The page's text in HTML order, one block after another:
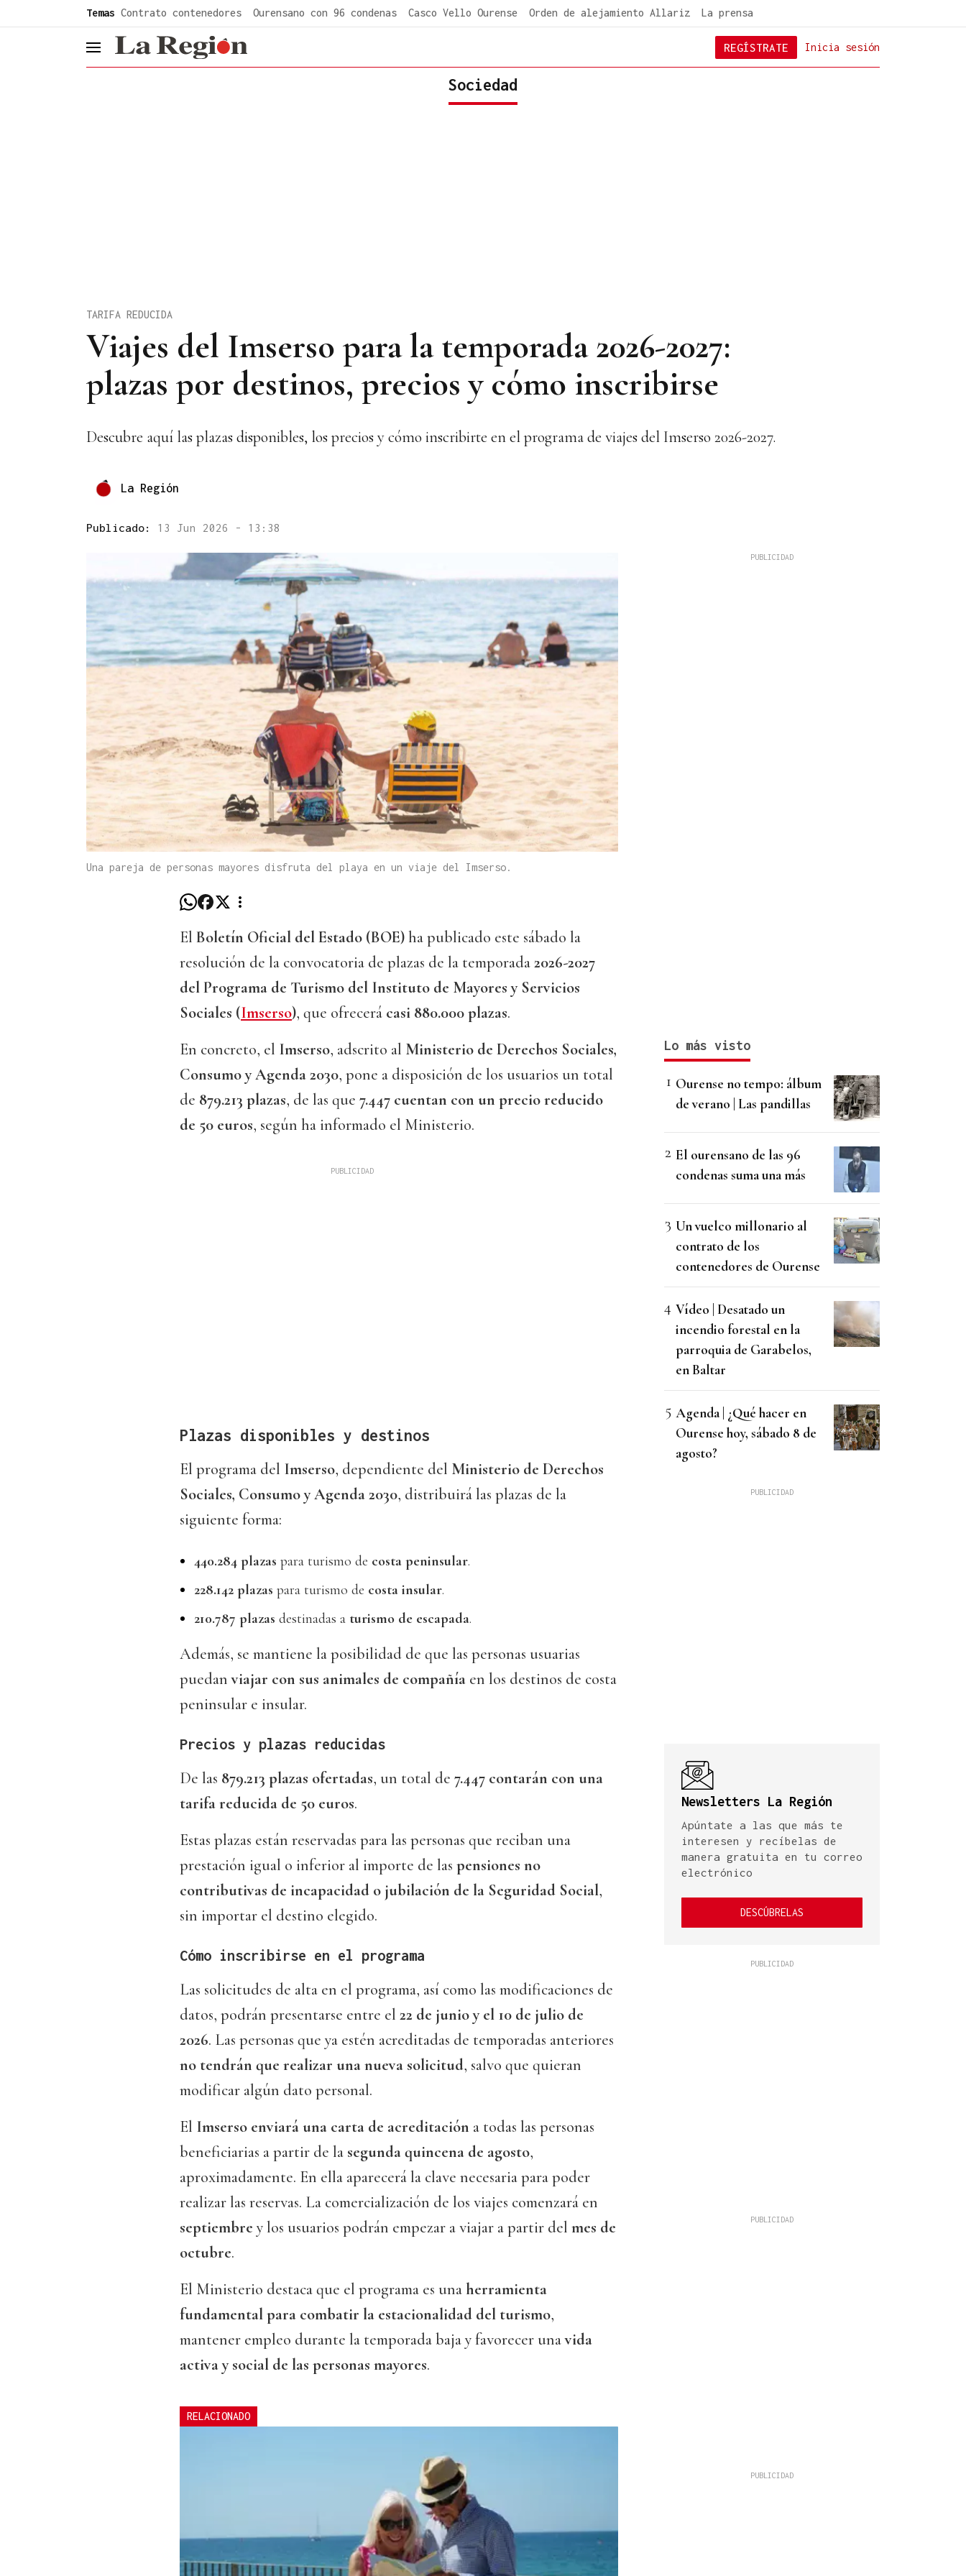
Temas Contrato contenedores Ourensano con 96 condenas Casco Vello Ourense Orden de alejamiento Allariz La prensa
header.menu.open Inicia sesión
REGÍSTRATE
Sociedad
Viajes del Imserso para la temporada 2026-2027:
plazas por destinos, precios y cómo inscribirse
TARIFA REDUCIDA
Descubre aquí las plazas disponibles, los precios y cómo inscribirte en el programa de viajes del Imserso 2026-2027.
La Región
Publicado: 13 Jun 2026 - 13:38
Una pareja de personas mayores disfruta del playa en un viaje del Imserso.
El Boletín Oficial del Estado (BOE)ha publicado este sábado la
resolución de la convocatoria de plazas de la temporada2026-2027
del Programa de Turismo del Instituto de Mayores y Servicios
Sociales (Imserso), que ofrecerá casi 880.000 plazas.
En concreto, el Imserso, adscrito al Ministerio de Derechos Sociales,
Consumo y Agenda 2030, pone a disposición de los usuarios un total
de 879.213 plazas, de las que 7.447 cuentan con un precio reducido
de 50 euros, según ha informado el Ministerio.
Plazas disponibles y destinos
El programa del Imserso, dependiente del Ministerio de Derechos
Sociales, Consumo y Agenda 2030, distribuirá las plazas de la
siguiente forma:
440.284 plazas para turismo de costa peninsular.
228.142 plazas para turismo de costa insular.
210.787 plazas destinadas a turismo de escapada.
Además, se mantiene la posibilidad de que las personas usuarias
puedanviajar con sus animales de compañía en los destinos de costa
peninsular e insular.
Precios y plazas reducidas
De las 879.213 plazas ofertadas, un total de 7.447 contarán con una
tarifa reducida de 50 euros.
Estas plazas están reservadas para las personas que reciban una
prestación igual o inferior al importe de las pensiones no
contributivas de incapacidad o jubilación de la Seguridad Social,
sin importar el destino elegido.
Cómo inscribirse en el programa
Las solicitudes de alta en el programa, así como las modificaciones de
datos, podrán presentarse entre el 22 de junio y el 10 de julio de
2026. Las personas que ya estén acreditadas de temporadas anteriores
no tendrán que realizar una nueva solicitud, salvo que quieran
modificar algún dato personal.
El Imserso enviará una carta de acreditación a todas las personas
beneficiarias a partir de la segunda quincena de agosto,
aproximadamente. En ella aparecerá la clave necesaria para poder
realizar las reservas. La comercialización de los viajes comenzará en
septiembre y los usuarios podrán empezar a viajar a partir del mes de
octubre.
El Ministerio destaca que el programa es unaherramienta
fundamental para combatir la estacionalidad del turismo,
mantener empleo durante la temporada baja y favorecer unavida
activa y social de las personas mayores.
RELACIONADO
Lo más visto
Ourense no tempo: álbum
de verano | Las pandillas
El ourensano de las 96
condenas suma una más
Un vuelco millonario al
contrato de los
contenedores de Ourense
Vídeo | Desatado un
incendio forestal en la
parroquia de Garabelos,
en Baltar
Agenda | ¿Qué hacer en
Ourense hoy, sábado 8 de
agosto?
Newsletters La Región
Apúntate a las que más te
interesen y recíbelas de
manera gratuita en tu correo
electrónico
DESCÚBRELAS